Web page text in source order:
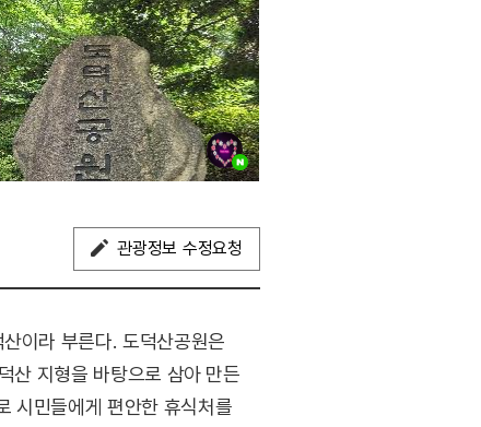
관광정보 수정요청
이라 부른다. 도덕산공원은
산 지형을 바탕으로 삼아 만든
시민들에게 편안한 휴식처를